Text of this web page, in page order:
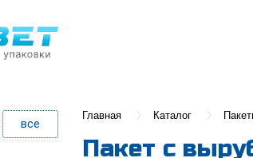
Главная Каталог
Пакет с
все